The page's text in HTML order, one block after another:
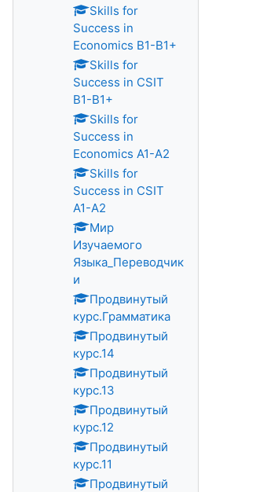
Skills for
Success in
Economics B1-B1+
Skills for
Success in CSIT
B1-B1+
Skills for
Success in
Economics A1-A2
Skills for
Success in CSIT
A1-A2
Мир
Изучаемого
Языка_Переводчик
и
Продвинутый
курс.Грамматика
Продвинутый
курс.14
Продвинутый
курс.13
Продвинутый
курс.12
Продвинутый
курс.11
Продвинутый